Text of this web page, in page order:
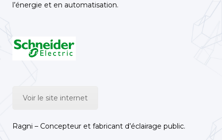
l’énergie et en automatisation.
Voir le site internet
Ragni – Concepteur et fabricant d’éclairage public.